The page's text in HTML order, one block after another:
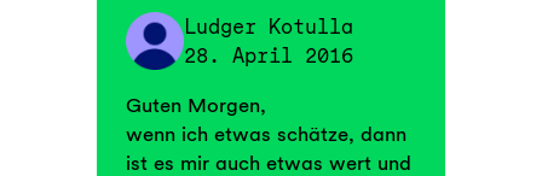
Ludger Kotulla
28. April 2016
Guten Morgen,
wenn ich etwas schätze, dann
ist es mir auch etwas wert und